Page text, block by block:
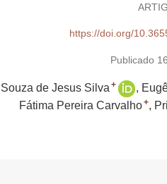
https://doi.org/
Publicado
de Jesus Silva +
Fátima Pereira Carvalho+